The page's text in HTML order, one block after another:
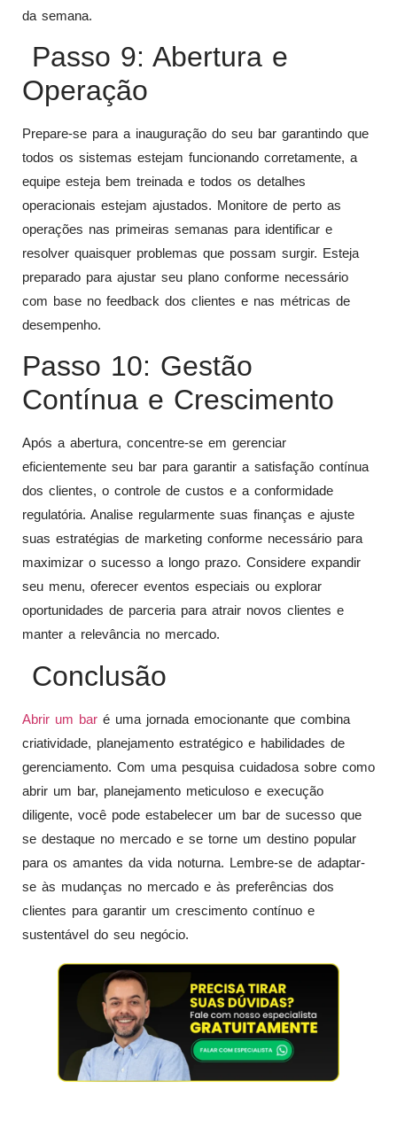
da semana.
Passo 9: Abertura e
Operação
Prepare-se para a inauguração do seu bar garantindo que
todos os sistemas estejam funcionando corretamente, a
equipe esteja bem treinada e todos os detalhes
operacionais estejam ajustados. Monitore de perto as
operações nas primeiras semanas para identificar e
resolver quaisquer problemas que possam surgir. Esteja
preparado para ajustar seu plano conforme necessário
com base no feedback dos clientes e nas métricas de
desempenho.
Passo 10: Gestão
Contínua e Crescimento
Após a abertura, concentre-se em gerenciar
eficientemente seu bar para garantir a satisfação contínua
dos clientes, o controle de custos e a conformidade
regulatória. Analise regularmente suas finanças e ajuste
suas estratégias de marketing conforme necessário para
maximizar o sucesso a longo prazo. Considere expandir
seu menu, oferecer eventos especiais ou explorar
oportunidades de parceria para atrair novos clientes e
manter a relevância no mercado.
Conclusão
Abrir um bar é uma jornada emocionante que combina
criatividade, planejamento estratégico e habilidades de
gerenciamento. Com uma pesquisa cuidadosa sobre como
abrir um bar, planejamento meticuloso e execução
diligente, você pode estabelecer um bar de sucesso que
se destaque no mercado e se torne um destino popular
para os amantes da vida noturna. Lembre-se de adaptar-
se às mudanças no mercado e às preferências dos
clientes para garantir um crescimento contínuo e
sustentável do seu negócio.